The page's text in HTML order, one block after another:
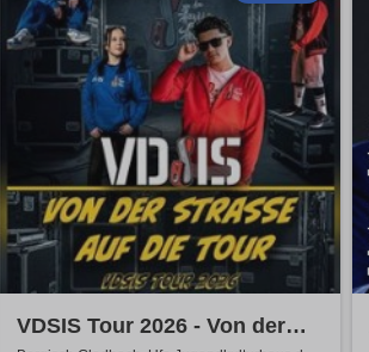
VDSIS Tour 2026 - Von der